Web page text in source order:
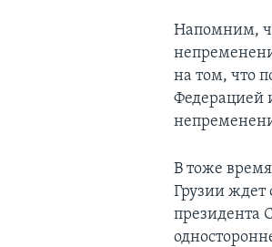
Напомним,
на том, что
Федерацией
В тоже
Грузии ждет
президента